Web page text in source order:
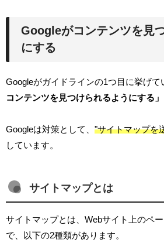
Googleがコンテンツを見
にする
Googleがガイドラインの1つ目に挙げて
コンテンツを見つけられるようにする」
Googleは対策として、 "サイトマップを
しています。
サイトマップとは
サイトマップとは、Webサイト上のペ
で、以下の2種類があります。